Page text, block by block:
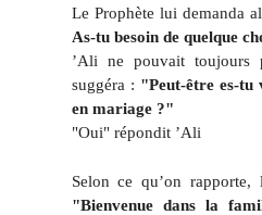
Le Prophète lui demanda
As-tu besoin de quelque
’Ali ne pouvait toujours
suggéra : "Peut-être es-tu
en mariage ?"
"Oui" répondit ’Ali
Selon ce qu’on
"Bienvenue dans la